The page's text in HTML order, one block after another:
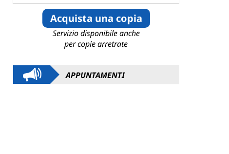
Acquista una copia
Servizio disponibile anche
per copie arretrate
APPUNTAMENTI